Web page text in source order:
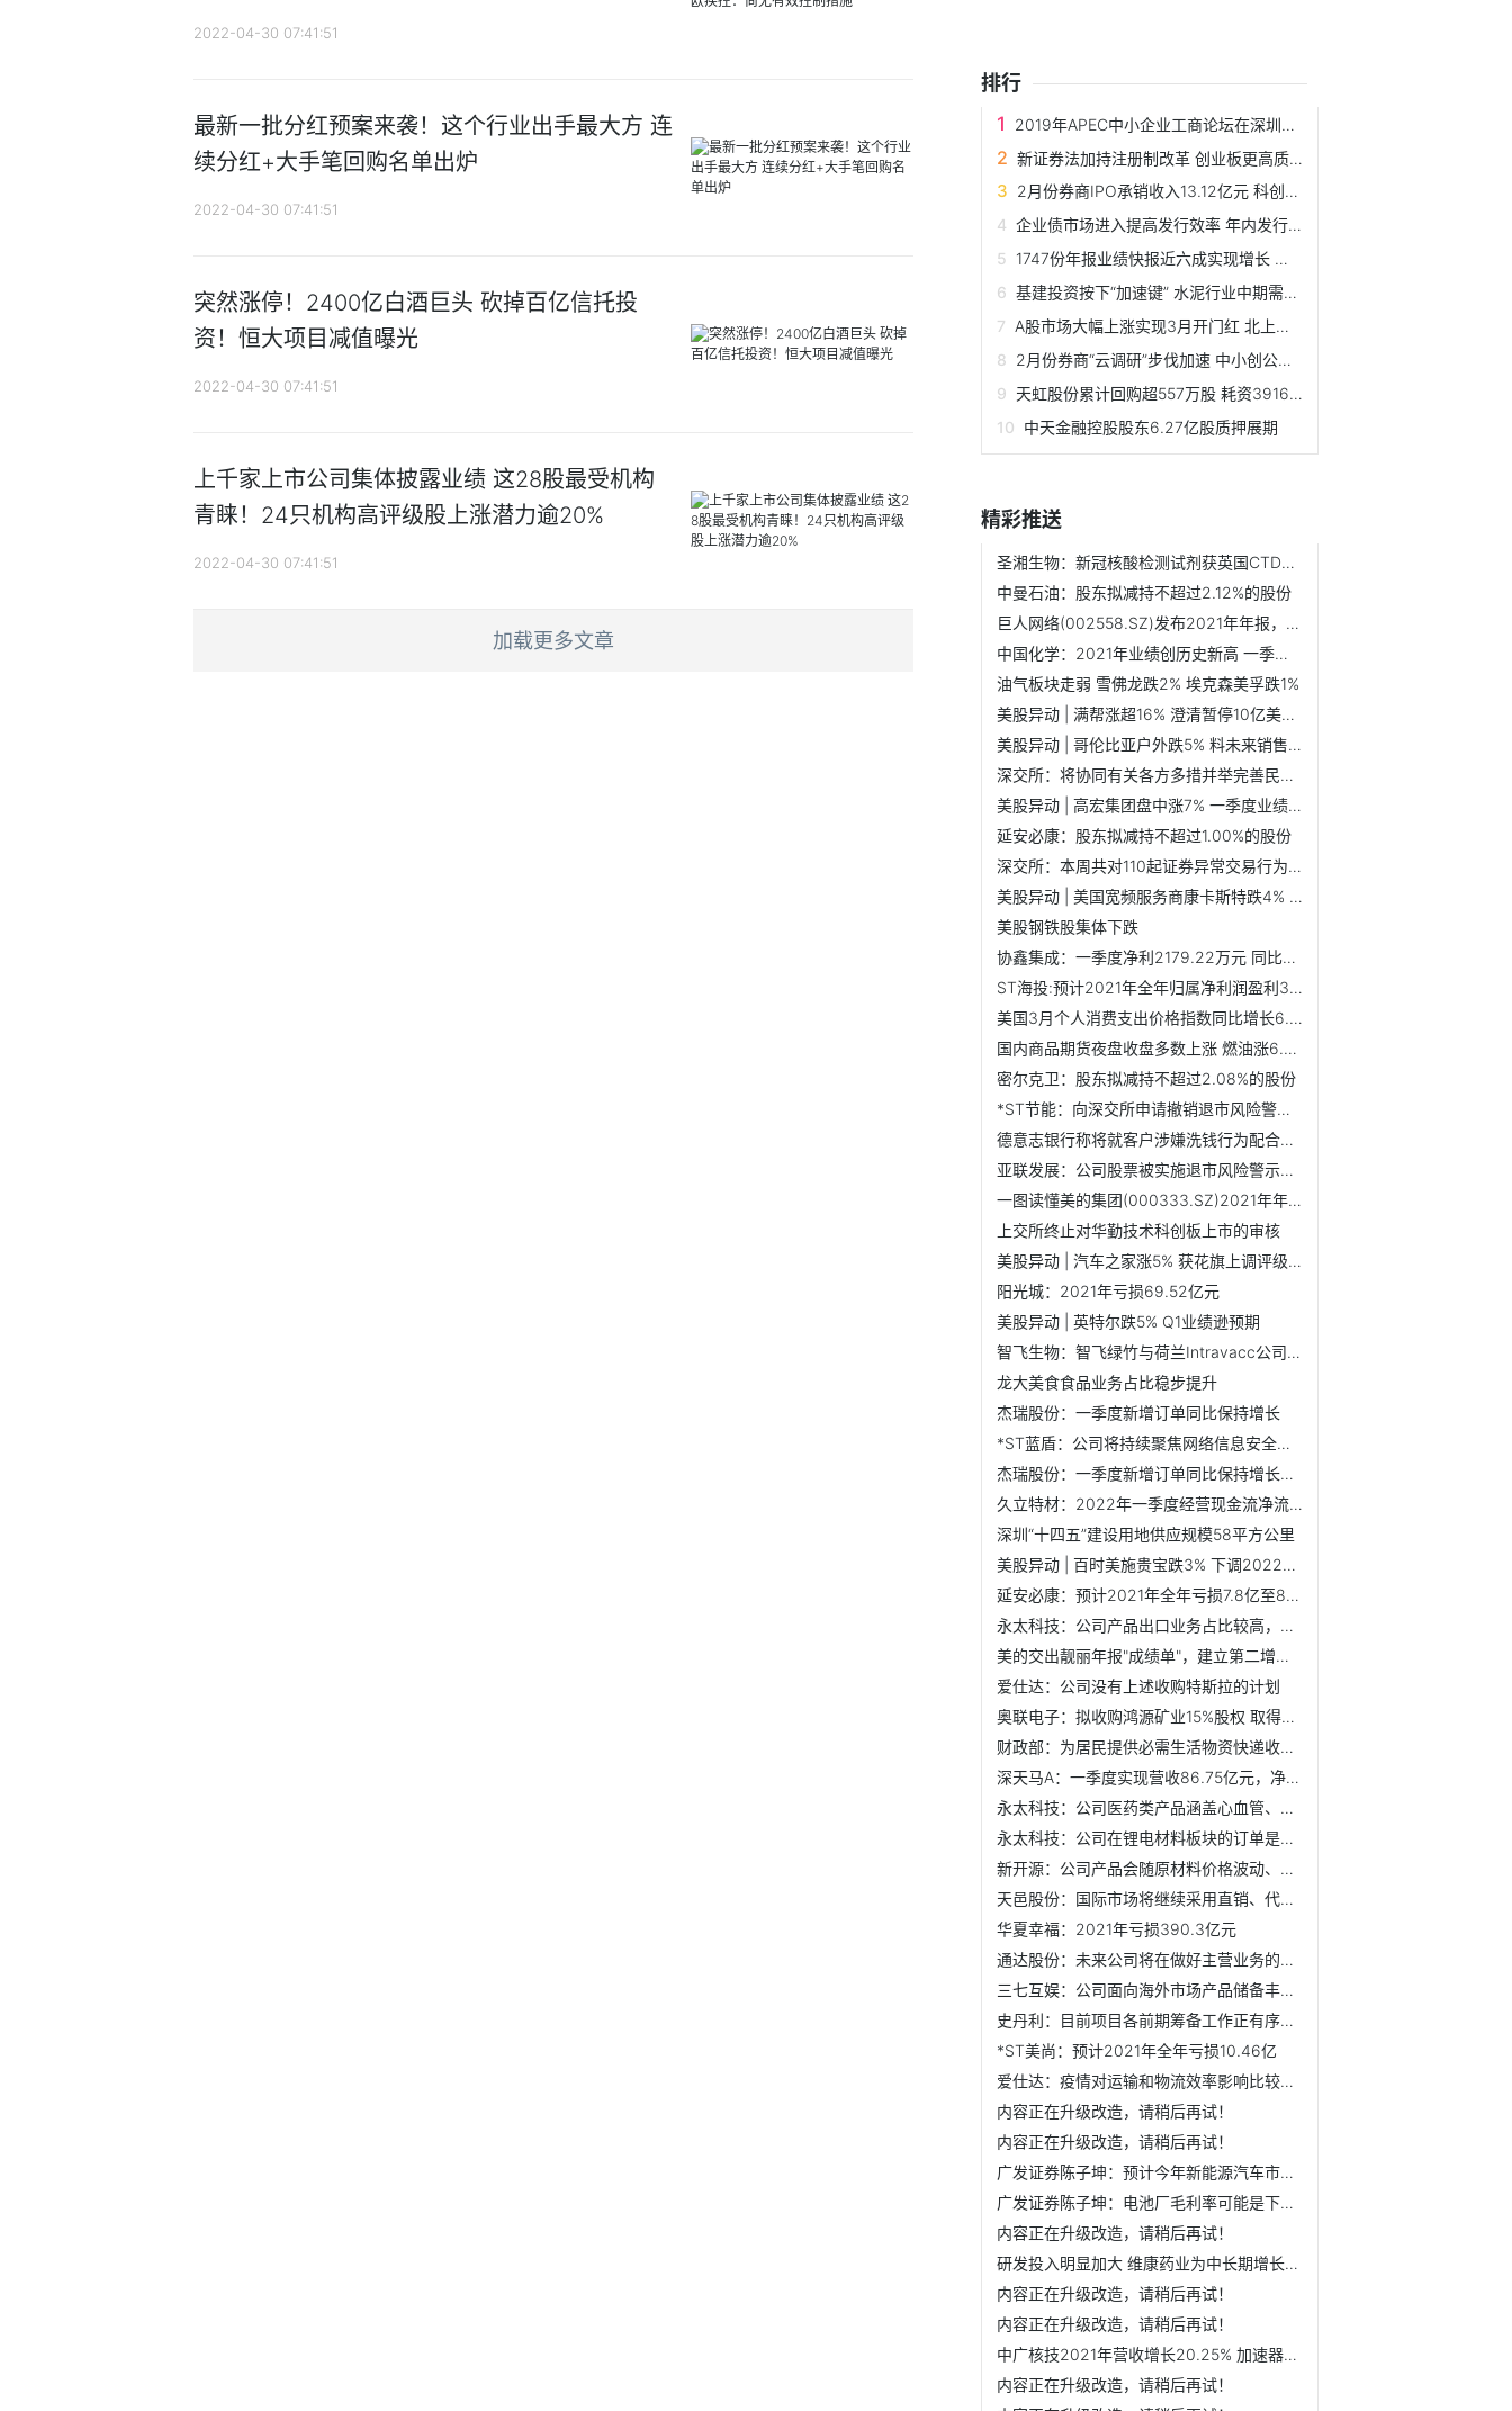
2022-04-30 07:41:51
最新一批分红预案来袭！这个行业出手最大方 连
续分红+大手笔回购名单出炉
2022-04-30 07:41:51
突然涨停！2400亿白酒巨头 砍掉百亿信托投
资！恒大项目减值曝光
2022-04-30 07:41:51
上千家上市公司集体披露业绩 这28股最受机构
青睐！24只机构高评级股上涨潜力逾20%
2022-04-30 07:41:51
加载更多文章
排行
2019年APEC中小企业工商论坛在深圳开幕
新证券法加持注册制改革 创业板更高质量发展即日启程
2月份券商IPO承销收入13.12亿元 科创板项目占比近七成
企业债市场进入提高发行效率 年内发行总额或超6000亿元
1747份年报业绩快报近六成实现增长 净利润实现同比翻番公司达154家
基建投资按下“加速键” 水泥行业中期需求有保证
A股市场大幅上涨实现3月开门红 北上资金终结6日净流出
2月份券商“云调研”步伐加速 中小创公司仍是券商调研重点
天虹股份累计回购超557万股 耗资3916.7万元
中天金融控股股东6.27亿股质押展期
精彩推送
圣湘生物：新冠核酸检测试剂获英国CTDA认证
中曼石油：股东拟减持不超过2.12%的股份
巨人网络(002558.SZ)发布2021年年报，连续六年超过年利润30%现金分红
中国化学：2021年业绩创历史新高 一季度稳增长呈良好开局
油气板块走弱 雪佛龙跌2% 埃克森美孚跌1%
美股异动 | 满帮涨超16% 澄清暂停10亿美元的香港上市计划为不实消息
美股异动 | 哥伦比亚户外跌5% 料未来销售增长放缓
深交所：将协同有关各方多措并举完善民企债券融资支持机制
美股异动 | 高宏集团盘中涨7% 一季度业绩胜预期
延安必康：股东拟减持不超过1.00%的股份
深交所：本周共对110起证券异常交易行为采取了自律监管措施
美股异动 | 美国宽频服务商康卡斯特跌4% 宽频客量连续3季增长放缓
美股钢铁股集体下跌
协鑫集成：一季度净利2179.22万元 同比扭亏
ST海投:预计2021年全年归属净利润盈利3610.71万元至5416.06万...
美国3月个人消费支出价格指数同比增长6.6%
国内商品期货夜盘收盘多数上涨 燃油涨6.01%
密尔克卫：股东拟减持不超过2.08%的股份
*ST节能：向深交所申请撤销退市风险警示及其他风险警示
德意志银行称将就客户涉嫌洗钱行为配合监管部门调查
亚联发展：公司股票被实施退市风险警示及其他风险警示
一图读懂美的集团(000333.SZ)2021年年报与2022年一季报业绩
上交所终止对华勤技术科创板上市的审核
美股异动 | 汽车之家涨5% 获花旗上调评级至“买入”
阳光城：2021年亏损69.52亿元
美股异动 | 英特尔跌5% Q1业绩逊预期
智飞生物：智飞绿竹与荷兰Intravacc公司就新型百日咳疫苗开发...
龙大美食食品业务占比稳步提升
杰瑞股份：一季度新增订单同比保持增长
*ST蓝盾：公司将持续聚焦网络信息安全主业，把握政策红利，积...
杰瑞股份：一季度新增订单同比保持增长，四月尚未结束未有数据
久立特材：2022年一季度经营现金流净流出主要原因一是公司为...
深圳“十四五”建设用地供应规模58平方公里
美股异动 | 百时美施贵宝跌3% 下调2022年业绩指引
延安必康：预计2021年全年亏损7.8亿至8.8亿
永太科技：公司产品出口业务占比较高，且主要以美元为结算货...
美的交出靓丽年报"成绩单"，建立第二增长曲线
爱仕达：公司没有上述收购特斯拉的计划
奥联电子：拟收购鸿源矿业15%股权 取得锂电池上游原材料的资源
财政部：为居民提供必需生活物资快递收派服务取得的收入免增值税
深天马A：一季度实现营收86.75亿元，净利润7900万元
永太科技：公司医药类产品涵盖心血管、糖尿病、中枢神经、抗...
永太科技：公司在锂电材料板块的订单是由长单和散单组合构成的
新开源：公司产品会随原材料价格波动、市场供求等因素适时调...
天邑股份：国际市场将继续采用直销、代理、分销等多种多元化...
华夏幸福：2021年亏损390.3亿元
通达股份：未来公司将在做好主营业务的同时，进一步提升管理...
三七互娱：公司面向海外市场产品储备丰富，公司会综合研发进...
史丹利：目前项目各前期筹备工作正有序推进中，工业园区方面...
*ST美尚：预计2021年全年亏损10.46亿
爱仕达：疫情对运输和物流效率影响比较明显，公司努力在做好...
内容正在升级改造，请稍后再试！
内容正在升级改造，请稍后再试！
广发证券陈子坤：预计今年新能源汽车市场会从哑铃形向纺锤形转变
广发证券陈子坤：电池厂毛利率可能是下降趋势 但毛利额提升...
内容正在升级改造，请稍后再试！
研发投入明显加大 维康药业为中长期增长蓄力
内容正在升级改造，请稍后再试！
内容正在升级改造，请稍后再试！
中广核技2021年营收增长20.25% 加速器辐照核环保核医疗新材...
内容正在升级改造，请稍后再试！